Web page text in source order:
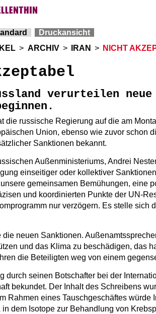
Druckansicht
> ARCHIV > IRAN > NICHT
verurteilen neue
die russische Regierung auf die am
Union, ebenso wie zuvor schon
Sanktionen bekannt.
Außenministeriums, Andrei
einseitiger oder kollektiver
gemeinsamen Bemühungen, eine
und koordinierten Punkte der UN-
nur verzögern. Es stelle
die neuen Sanktionen.
und das Klima zu beschädigen, das
die Beteiligten weg von einem
durch seinen Botschafter bei der
bekundet. Der Inhalt des Schreibens
Rahmen eines Tauschgeschäftes
in dem Isotope zur Behandlung von